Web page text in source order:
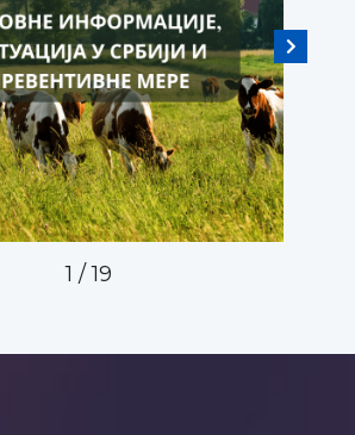
2 / 19